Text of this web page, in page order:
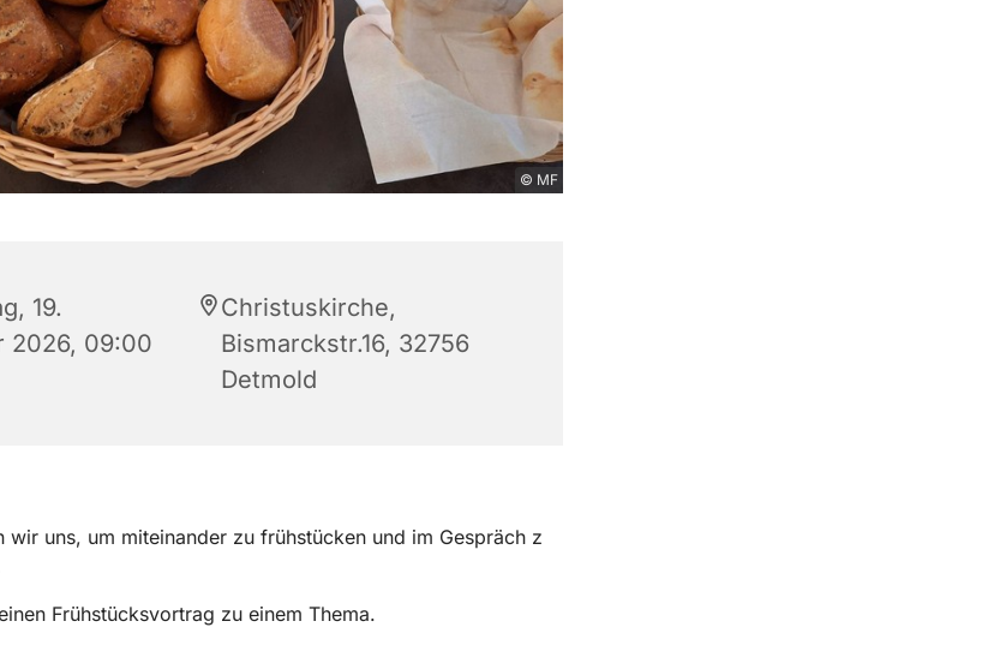
© MF
19.
2026, 09:00
Christuskirche,
Bismarckstr.16, 32756
Detmold
wir uns, um miteinander zu frühstücken und im Gespräch z
Frühstücksvortrag zu einem Thema.